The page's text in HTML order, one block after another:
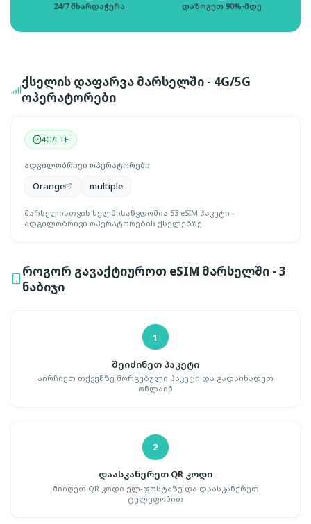
24/7 მხარდაჭერა დაზოგეთ 90%-მდე
ქსელის დაფარვა მარსელში - 4G/5G
ოპერატორები
4G/LTE
ადგილობრივი ოპერატორები
Orange multiple
მარსელისთვის ხელმისაწვდომია 53 eSIM პაკეტი -
ადგილობრივი ოპერატორების ქსელებზე.
როგორ გავაქტიუროთ eSIM მარსელში - 3
ნაბიჯი
1
შეიძინეთ პაკეტი
აირჩიეთ თქვენზე მორგებული პაკეტი და გადაიხადეთ
ონლაინ
2
დაასკანერეთ QR კოდი
მიიღეთ QR კოდი ელ-ფოსტაზე და დაასკანერეთ
ტელეფონით